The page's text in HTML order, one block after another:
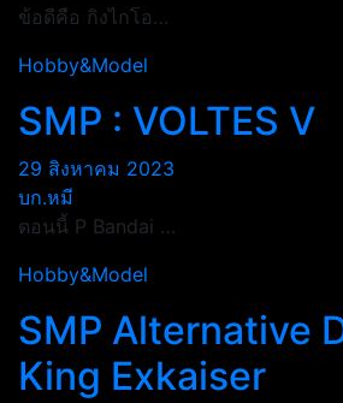
ข้อดีคือ กิงไกโอ…
Hobby&Model
SMP : VOLTES V
29 สิงหาคม 2023
บก.หมี
ตอนนี้ P Bandai …
Hobby&Model
SMP Alternative
King Exkaiser